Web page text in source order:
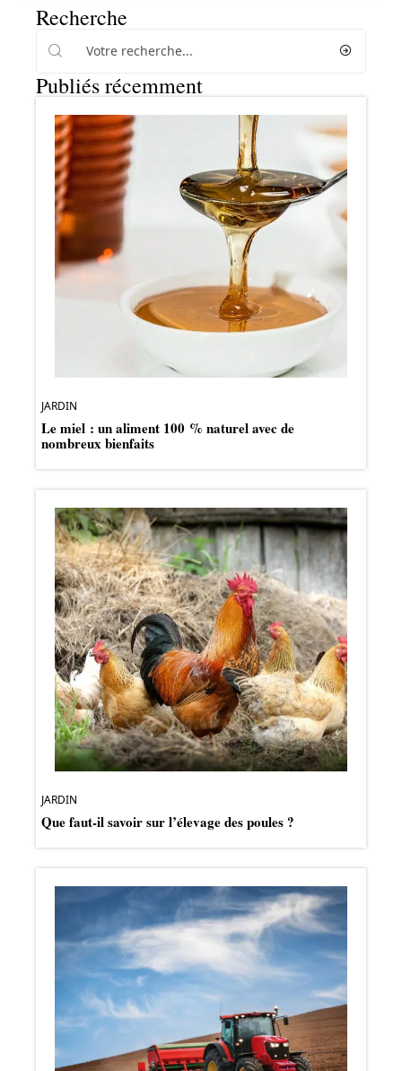
Recherche
Publiés récemment
JARDIN
Le miel : un aliment 100 % naturel avec de
nombreux bienfaits
JARDIN
Que faut-il savoir sur l’élevage des poules ?